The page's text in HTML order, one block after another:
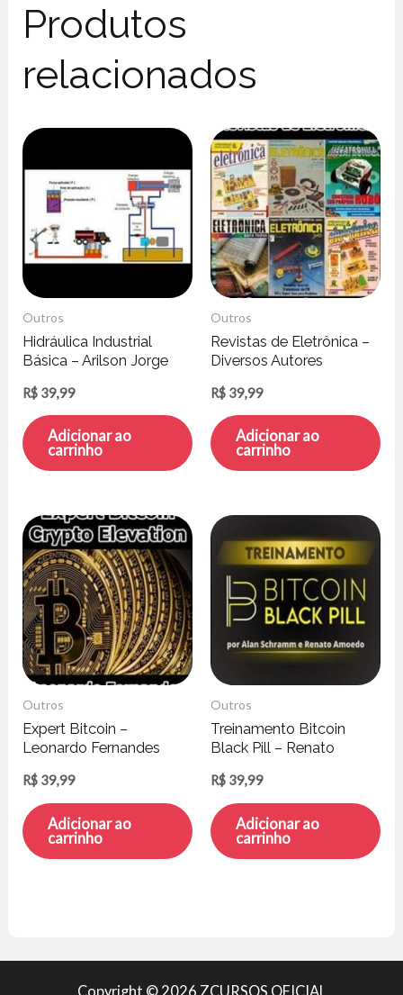
Produtos
relacionados
Outros
Hidráulica Industrial
Básica – Arilson Jorge
R$ 39,99
Adicionar ao
carrinho
Outros
Revistas de Eletrônica –
Diversos Autores
R$ 39,99
Adicionar ao
carrinho
Outros
Expert Bitcoin –
Leonardo Fernandes
R$ 39,99
Adicionar ao
carrinho
Outros
Treinamento Bitcoin
Black Pill – Renato
Schramm
R$ 39,99
Adicionar ao
carrinho
Copyright © 2026 ZCURSOS OFICIAL